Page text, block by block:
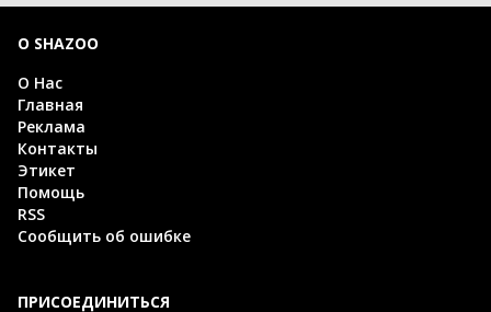
О SHAZOO
О Нас
Главная
Реклама
Контакты
Этикет
Помощь
RSS
Сообщить об ошибке
ПРИСОЕДИНИТЬСЯ